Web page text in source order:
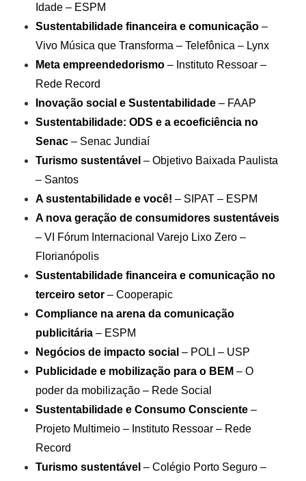
Idade – ESPM
Sustentabilidade financeira e comunicação –
Vivo Música que Transforma – Telefônica – Lynx
Meta empreendedorismo – Instituto Ressoar –
Rede Record
Inovação social e Sustentabilidade – FAAP
Sustentabilidade: ODS e a ecoeficiência no
Senac – Senac Jundiaí
Turismo sustentável – Objetivo Baixada Paulista
– Santos
A sustentabilidade e você! – SIPAT – ESPM
A nova geração de consumidores sustentáveis
– VI Fórum Internacional Varejo Lixo Zero –
Florianópolis
Sustentabilidade financeira e comunicação no
terceiro setor – Cooperapic
Compliance na arena da comunicação
publicitária – ESPM
Negócios de impacto social – POLI – USP
Publicidade e mobilização para o BEM – O
poder da mobilização – Rede Social
Sustentabilidade e Consumo Consciente –
Projeto Multimeio – Instituto Ressoar – Rede
Record
Turismo sustentável – Colégio Porto Seguro –